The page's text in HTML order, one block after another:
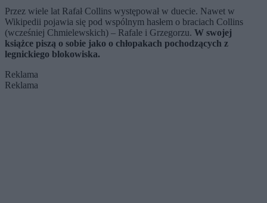
Przez wiele lat Rafał Collins występował w duecie. Nawet w
Wikipedii pojawia się pod wspólnym hasłem o braciach Collins
(wcześniej Chmielewskich) – Rafale i Grzegorzu. W swojej
książce piszą o sobie jako o chłopakach pochodzących z
legnickiego blokowiska.
Reklama
Reklama